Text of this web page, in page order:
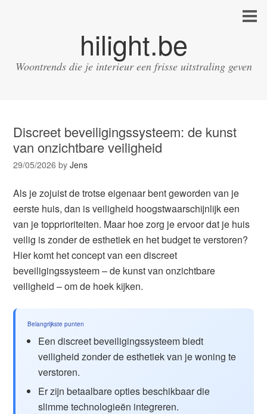
hilight.be
Woontrends die je interieur een frisse uitstraling geven
Discreet beveiligingssysteem: de kunst
van onzichtbare veiligheid
29/05/2026 byJens
Als je zojuist de trotse eigenaar bent geworden van je
eerste huis, dan is veiligheid hoogstwaarschijnlijk een
van je topprioriteiten. Maar hoe zorg je ervoor dat je huis
veilig is zonder de esthetiek en het budget te verstoren?
Hier komt het concept van een discreet
beveiligingssysteem – de kunst van onzichtbare
veiligheid – om de hoek kijken.
Belangrijkste punten
Een discreet beveiligingssysteem biedt
veiligheid zonder de esthetiek van je woning te
verstoren.
Er zijn betaalbare opties beschikbaar die
slimme technologieën integreren.